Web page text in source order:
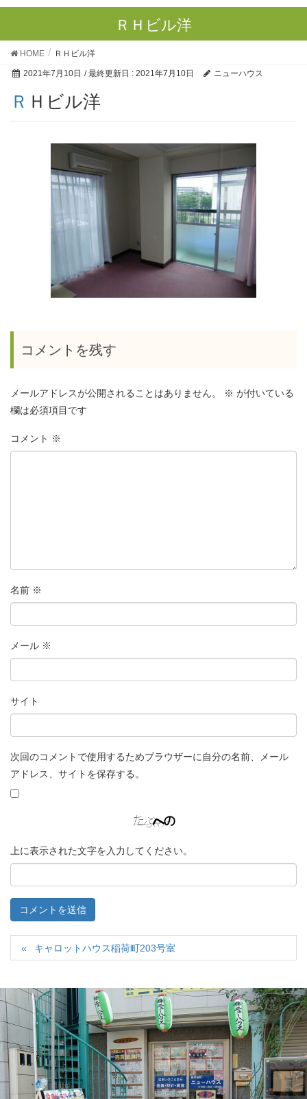
ＲＨビル洋
HOME ＲＨビル洋
2021年7月10日 / 最終更新日 : 2021年7月10日 ニューハウス
ＲＨビル洋
コメントを残す
メールアドレスが公開されることはありません。 ※ が付いている
欄は必須項目です
コメント ※
名前 ※
メール ※
サイト
次回のコメントで使用するためブラウザーに自分の名前、メール
アドレス、サイトを保存する。
上に表示された文字を入力してください。
キャロットハウス稲荷町203号室